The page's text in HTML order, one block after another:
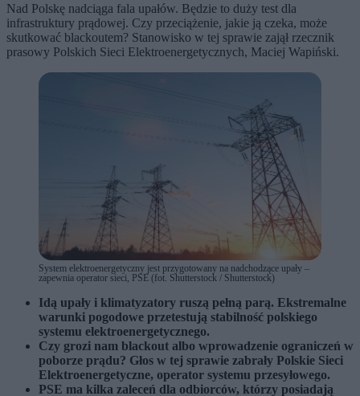
Nad Polskę nadciąga fala upałów. Będzie to duży test dla
infrastruktury prądowej. Czy przeciążenie, jakie ją czeka, może
skutkować blackoutem? Stanowisko w tej sprawie zajął rzecznik
prasowy Polskich Sieci Elektroenergetycznych, Maciej Wapiński.
System elektroenergetyczny jest przygotowany na nadchodzące upały –
zapewnia operator sieci, PSE (fot. Shutterstock / Shutterstock)
Idą upały i klimatyzatory ruszą pełną parą. Ekstremalne
warunki pogodowe przetestują stabilność polskiego
systemu elektroenergetycznego.
Czy grozi nam blackout albo wprowadzenie ograniczeń w
poborze prądu? Głos w tej sprawie zabrały Polskie Sieci
Elektroenergetyczne, operator systemu przesyłowego.
PSE ma kilka zaleceń dla odbiorców, którzy posiadają